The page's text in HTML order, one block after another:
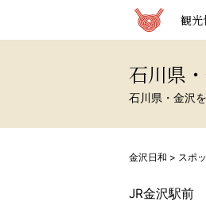
観光
石川県
石川県・金沢
金沢日和 > スポ
JR金沢駅前